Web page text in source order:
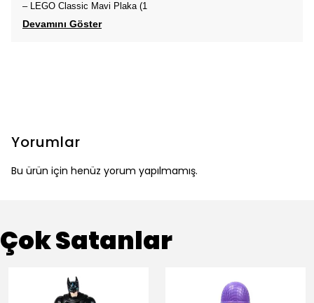
– LEGO Classic Mavi Plaka (1
Devamını Göster
Yorumlar
Bu ürün için henüz yorum yapılmamış.
Çok Satanlar